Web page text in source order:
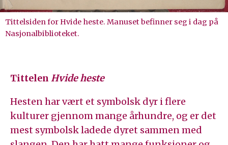
Tittelsiden for Hvide heste. Manuset befinner seg i dag på
Nasjonalbiblioteket.
Tittelen Hvide heste
Hesten har vært et symbolsk dyr i flere
kulturer gjennom mange århundre, og er det
mest symbolsk ladede dyret sammen med